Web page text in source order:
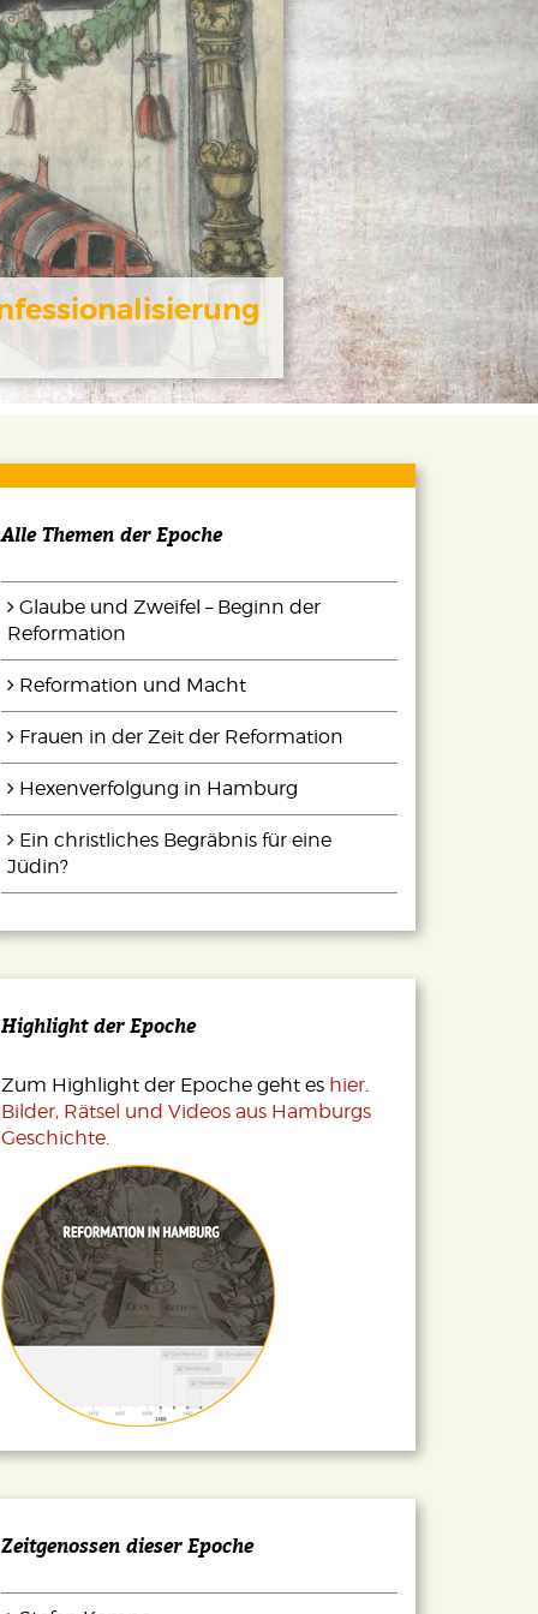
Alle Themen der Epoche
Glaube und Zweifel – Beginn der
Reformation
Reformation und Macht
Frauen in der Zeit der Reformation
Hexenverfolgung in Hamburg
Ein christliches Begräbnis für eine
Jüdin?
Highlight der Epoche
Zum Highlight der Epoche geht es hier.
Bilder, Rätsel und Videos aus Hamburgs
Geschichte.
Zeitgenossen dieser Epoche